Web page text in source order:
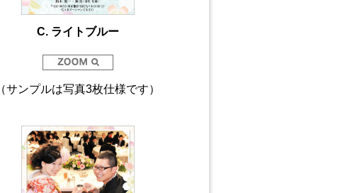
C. ライトブルー
（サンプルは写真3枚仕様です）